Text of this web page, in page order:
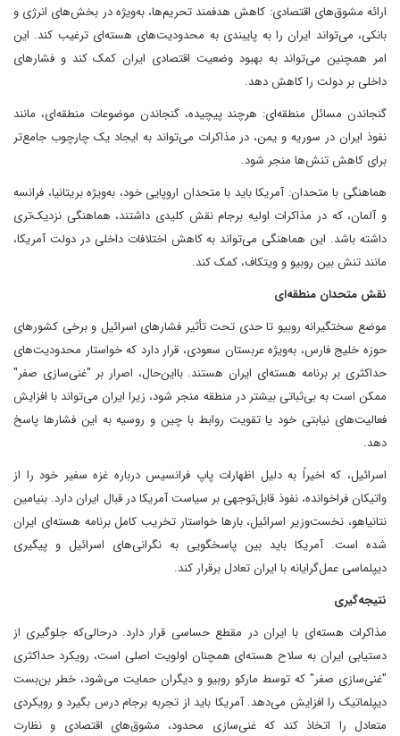
ارائه مشوق‌های اقتصادی: کاهش هدفمند تحریم‌ها، به‌ویژه در بخش‌های انرژی و
بانکی، می‌تواند ایران را به پایبندی به محدودیت‌های هسته‌ای ترغیب کند. این
امر همچنین می‌تواند به بهبود وضعیت اقتصادی ایران کمک کند و فشارهای
داخلی بر دولت را کاهش دهد.
گنجاندن مسائل منطقه‌ای: هرچند پیچیده، گنجاندن موضوعات منطقه‌ای، مانند
نفوذ ایران در سوریه و یمن، در مذاکرات می‌تواند به ایجاد یک چارچوب جامع‌تر
برای کاهش تنش‌ها منجر شود.
هماهنگی با متحدان: آمریکا باید با متحدان اروپایی خود، به‌ویژه بریتانیا، فرانسه
و آلمان، که در مذاکرات اولیه برجام نقش کلیدی داشتند، هماهنگی نزدیک‌تری
داشته باشد. این هماهنگی می‌تواند به کاهش اختلافات داخلی در دولت آمریکا،
مانند تنش بین روبیو و ویتکاف، کمک کند.
نقش متحدان منطقه‌ای
موضع سختگیرانه روبیو تا حدی تحت تأثیر فشارهای اسرائیل و برخی کشورهای
حوزه خلیج فارس، به‌ویژه عربستان سعودی، قرار دارد که خواستار محدودیت‌های
حداکثری بر برنامه هسته‌ای ایران هستند. بااین‌حال، اصرار بر "غنی‌سازی صفر"
ممکن است به بی‌ثباتی بیشتر در منطقه منجر شود، زیرا ایران می‌تواند با افزایش
فعالیت‌های نیابتی خود یا تقویت روابط با چین و روسیه به این فشارها پاسخ
دهد.
اسرائیل، که اخیراً به دلیل اظهارات پاپ فرانسیس درباره غزه سفیر خود را از
واتیکان فراخوانده، نفوذ قابل‌توجهی بر سیاست آمریکا در قبال ایران دارد. بنیامین
نتانیاهو، نخست‌وزیر اسرائیل، بارها خواستار تخریب کامل برنامه هسته‌ای ایران
شده است. آمریکا باید بین پاسخگویی به نگرانی‌های اسرائیل و پیگیری
دیپلماسی عمل‌گرایانه با ایران تعادل برقرار کند.
نتیجه‌گیری
مذاکرات هسته‌ای با ایران در مقطع حساسی قرار دارد. درحالی‌که جلوگیری از
دستیابی ایران به سلاح هسته‌ای همچنان اولویت اصلی است، رویکرد حداکثری
"غنی‌سازی صفر" که توسط مارکو روبیو و دیگران حمایت می‌شود، خطر بن‌بست
دیپلماتیک را افزایش می‌دهد. آمریکا باید از تجربه برجام درس بگیرد و رویکردی
متعادل را اتخاذ کند که غنی‌سازی محدود، مشوق‌های اقتصادی و نظارت